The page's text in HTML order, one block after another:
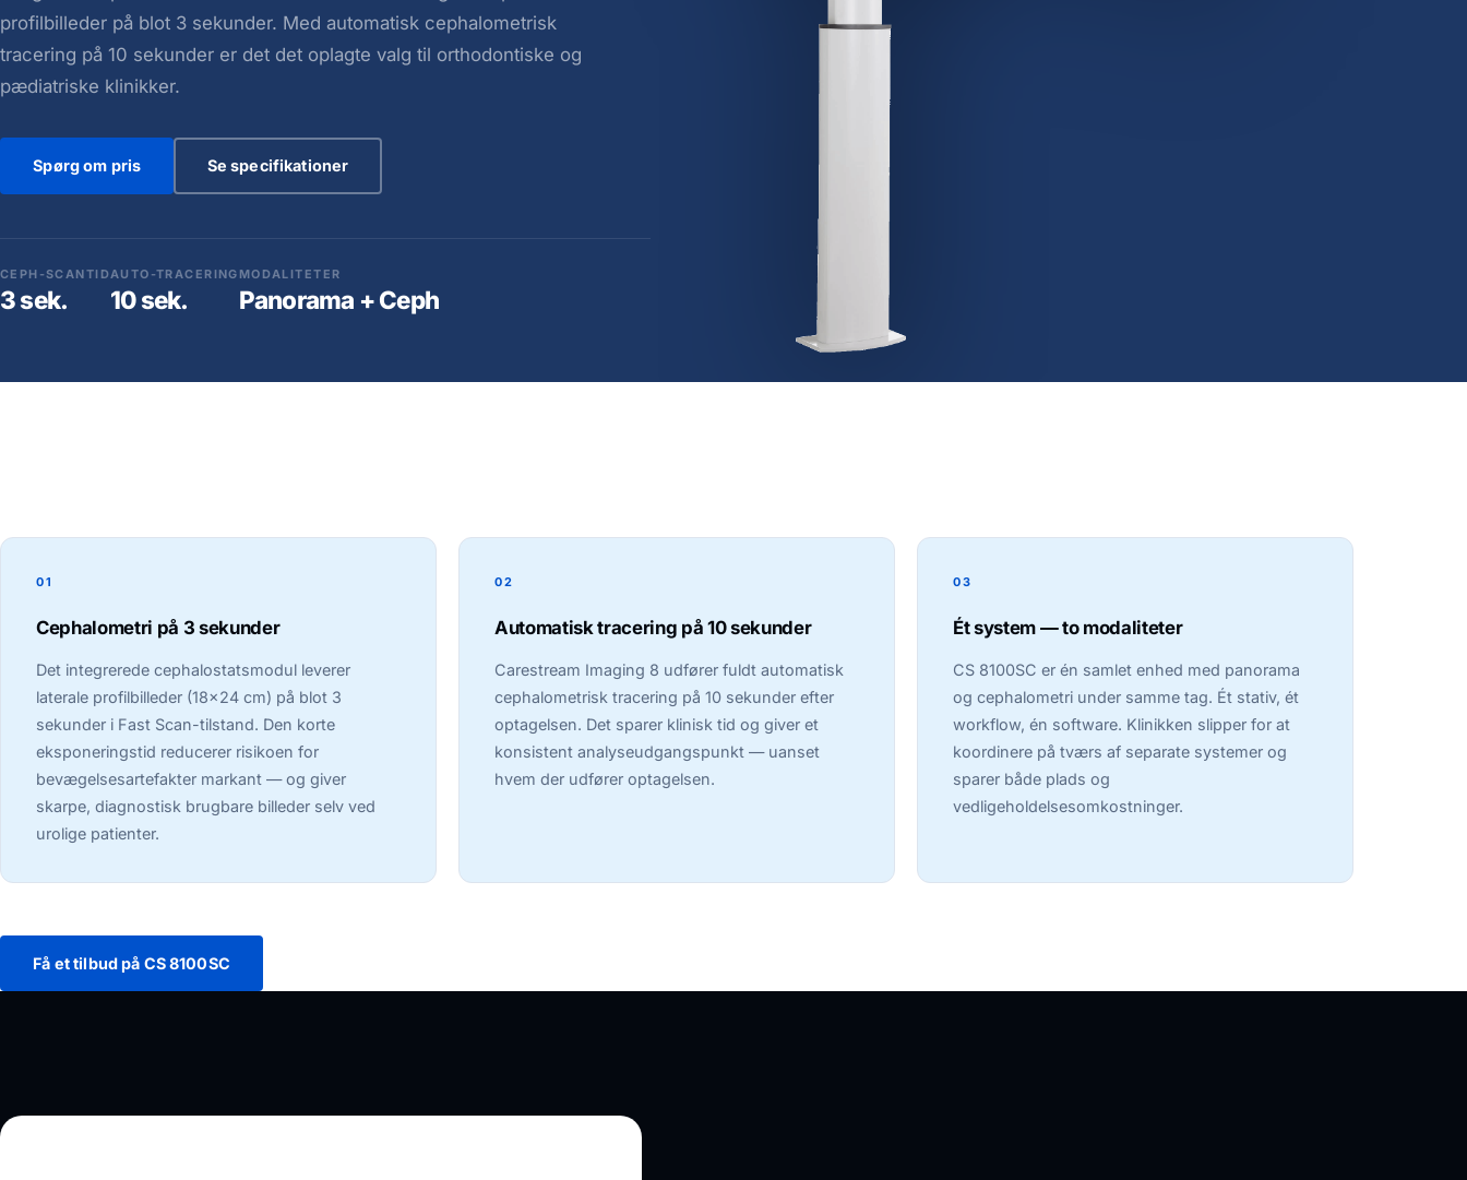
profilbilleder på blot 3 sekunder. Med automatisk cephalometrisk
tracering på 10 sekunder er det det oplagte valg til orthodontiske og
pædiatriske klinikker.
Spørg om pris Se specifikationer
CEPH-SCANTID
3 sek.
AUTO-TRACERING
10 sek.
MODALITETER
Panorama + Ceph
01
Cephalometri på 3 sekunder
Det integrerede cephalostatsmodul leverer
laterale profilbilleder (18×24 cm) på blot 3
sekunder i Fast Scan-tilstand. Den korte
eksponeringstid reducerer risikoen for
bevægelsesartefakter markant — og giver
skarpe, diagnostisk brugbare billeder selv ved
urolige patienter.
02
Automatisk tracering på 10 sekunder
Carestream Imaging 8 udfører fuldt automatisk
cephalometrisk tracering på 10 sekunder efter
optagelsen. Det sparer klinisk tid og giver et
konsistent analyseudgangspunkt — uanset
hvem der udfører optagelsen.
03
Ét system — to modaliteter
CS 8100SC er én samlet enhed med panorama
og cephalometri under samme tag. Ét stativ, ét
workflow, én software. Klinikken slipper for at
koordinere på tværs af separate systemer og
sparer både plads og
vedligeholdelsesomkostninger.
Få et tilbud på CS 8100SC